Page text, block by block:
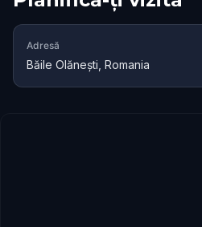
Adresă
Băile Olănești, Romania